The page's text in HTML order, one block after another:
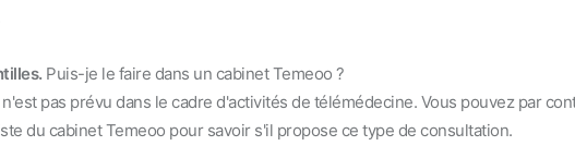
Puis-je le faire dans un cabinet Temeoo ?
pas prévu dans le cadre d'activités de télémédecine. Vous pouvez par
du cabinet Temeoo pour savoir s'il propose ce type de consultation.